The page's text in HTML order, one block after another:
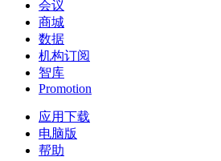
会议
商城
数据
机构订阅
智库
Promotion
应用下载
电脑版
帮助